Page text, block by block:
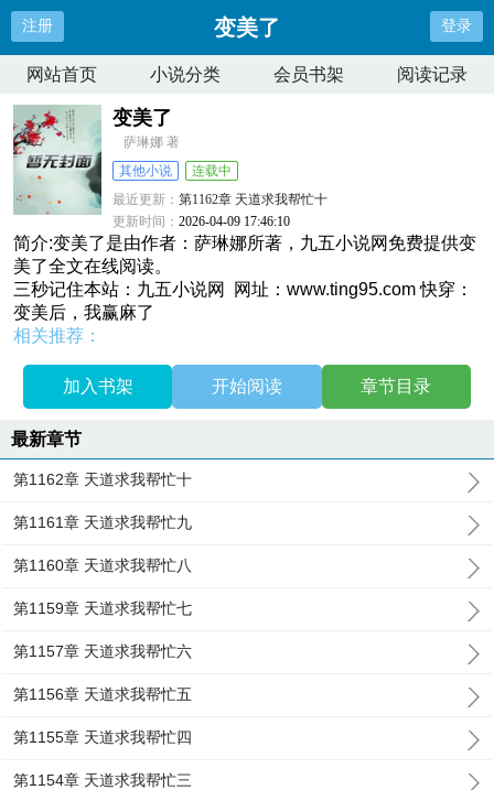
注册 变美了 登录
网站首页 小说分类 会员书架 阅读记录
变美了
萨琳娜 著
其他小说
连载中
最近更新：第1162章 天道求我帮忙十
更新时间：2026-04-09 17:46:10
简介:变美了是由作者：萨琳娜所著，九五小说网免费提供变
美了全文在线阅读。
三秒记住本站：九五小说网 网址：www.ting95.com 快穿：
变美后，我赢麻了
相关推荐：
加入书架 开始阅读 章节目录
最新章节
第1162章 天道求我帮忙十
第1161章 天道求我帮忙九
第1160章 天道求我帮忙八
第1159章 天道求我帮忙七
第1157章 天道求我帮忙六
第1156章 天道求我帮忙五
第1155章 天道求我帮忙四
第1154章 天道求我帮忙三